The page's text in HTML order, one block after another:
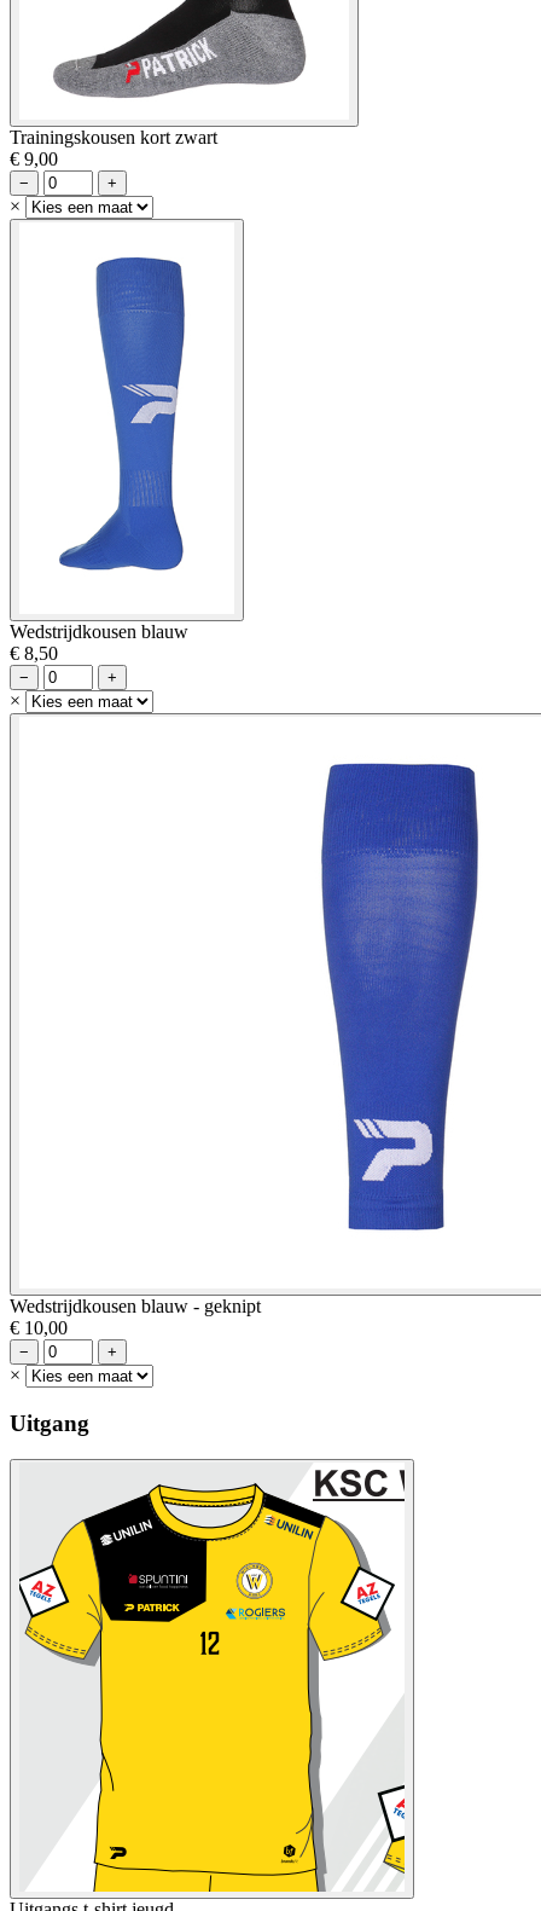
Trainingskousen kort zwart
€ 9,00
− +
×
Wedstrijdkousen blauw
€ 8,50
− +
×
Wedstrijdkousen blauw - geknipt
€ 10,00
− +
×
Uitgang